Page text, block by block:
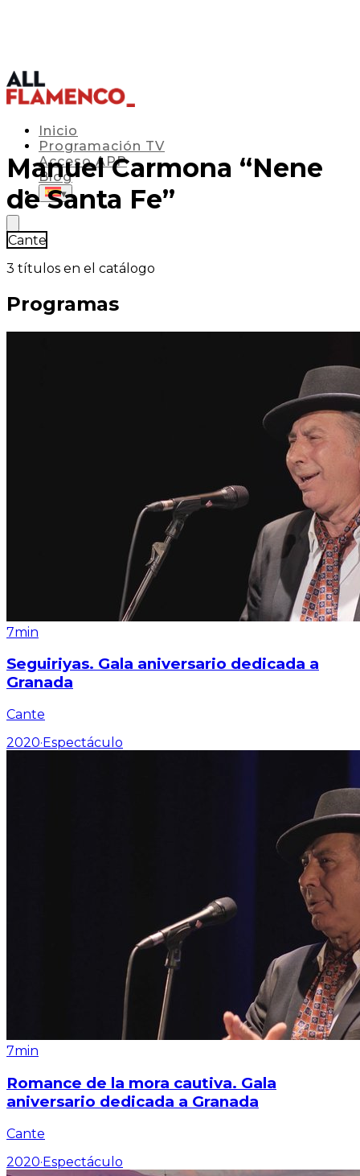
Inicio
Programación TV
Acceso APP
Blog
▾
Manuel Carmona “Nene
de Santa Fe”
Cante
3 títulos en el catálogo
Programas
7min
Seguiriyas. Gala aniversario dedicada a
Granada
Cante
2020·Espectáculo
7min
Romance de la mora cautiva. Gala
aniversario dedicada a Granada
Cante
2020·Espectáculo